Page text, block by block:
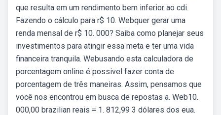
que resulta em um rendimento bem inferior ao cdi.
Fazendo o cálculo para r$ 10. Webquer gerar uma
renda mensal de r$ 10. 000? Saiba como planejar seus
investimentos para atingir essa meta e ter uma vida
financeira tranquila. Webusando esta calculadora de
porcentagem online é possivel fazer conta de
porcentagem de três maneiras. Assim, pensamos que
você nos encontrou em busca de repostas a. Web10.
000,00 brazilian reais = 1. 812,99 3 dólares dos eua.